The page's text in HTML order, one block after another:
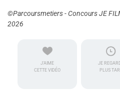
©Parcoursmetiers - Concours JE
2026
J'AIME
CETTE VIDÉO
JE
PLUS